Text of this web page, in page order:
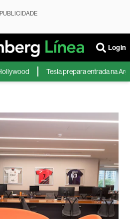
PUBLICIDADE
Login
Tesla prepara entrada na Argentina de